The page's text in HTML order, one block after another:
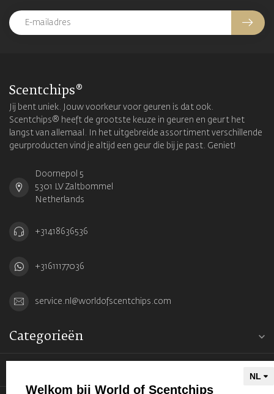
Scentchips®
Jij bent uniek. Jouw voorkeur voor geuren is dat ook.
Scentchips® heeft de grootste keuze in geuren en geurt het
langst van allemaal. In het uitgebreide assortiment verschillende
geurproducten vind je altijd een geur die bij je past. Geniet!
Doornepol 5
5301 LV Zaltbommel
Netherlands
+31418636536
+31611177036
service.nl@worldofscentchips.com
Categorieën
Welkom bij World of Scentchips